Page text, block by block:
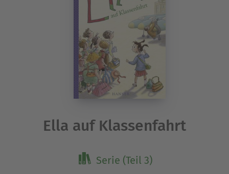
Ella auf Klassenfahrt
Serie (Teil 3)